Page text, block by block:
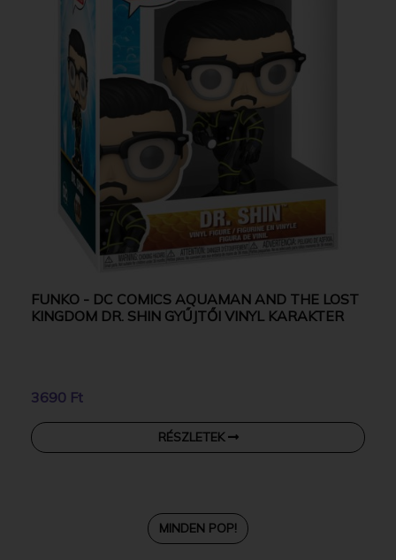
FUNKO - DC COMICS AQUAMAN AND THE LOST
KINGDOM DR. SHIN GYŰJTŐI VINYL KARAKTER
3690 Ft
RÉSZLETEK
MINDEN POP!